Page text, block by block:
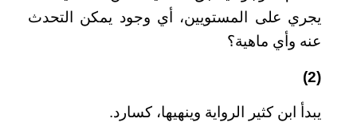
يجري على المستويين، أي وجود يمكن التحدث
عنه وأي ماهية؟
(2)
يبدأ ابن كثير الرواية وينهيها، كسارد.